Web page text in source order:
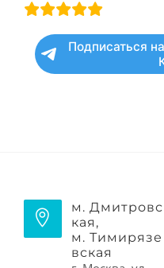
Подписаться
м. Дмитровс
кая,
м. Тимирязе
вская